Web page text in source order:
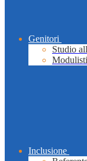
Genitori
Studio
Inclusione